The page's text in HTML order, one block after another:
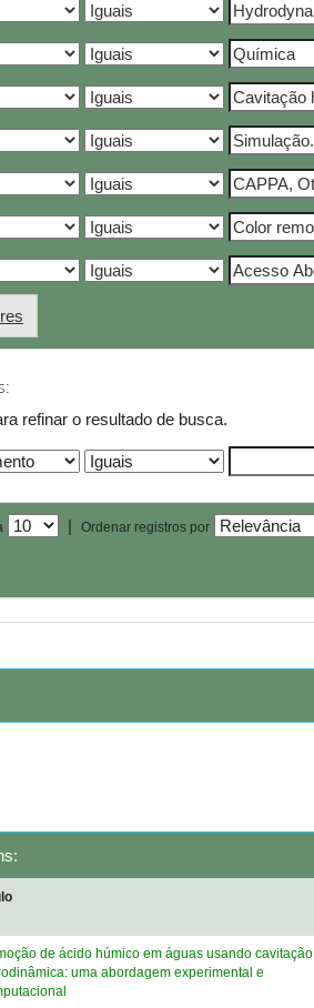
refinar o resultado de busca.
| Ordenar registros por
de ácido húmico em águas usando cavitação
uma abordagem experimental e